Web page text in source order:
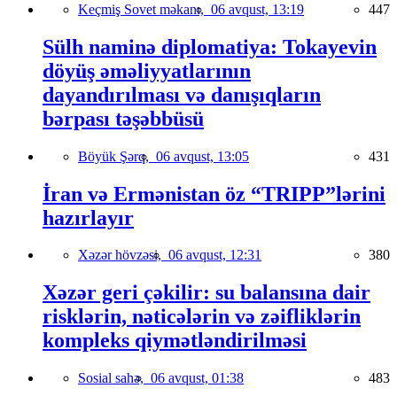
Keçmiş Sovet məkanı, 06 avqust, 13:19 447
Sülh naminə diplomatiya: Tokayevin
döyüş əməliyyatlarının
dayandırılması və danışıqların
bərpası təşəbbüsü
Böyük Şərq, 06 avqust, 13:05 431
İran və Ermənistan öz “TRIPP”lərini
hazırlayır
Xəzər hövzəsi, 06 avqust, 12:31 380
Xəzər geri çəkilir: su balansına dair
risklərin, nəticələrin və zəifliklərin
kompleks qiymətləndirilməsi
Sosial sahə, 06 avqust, 01:38 483